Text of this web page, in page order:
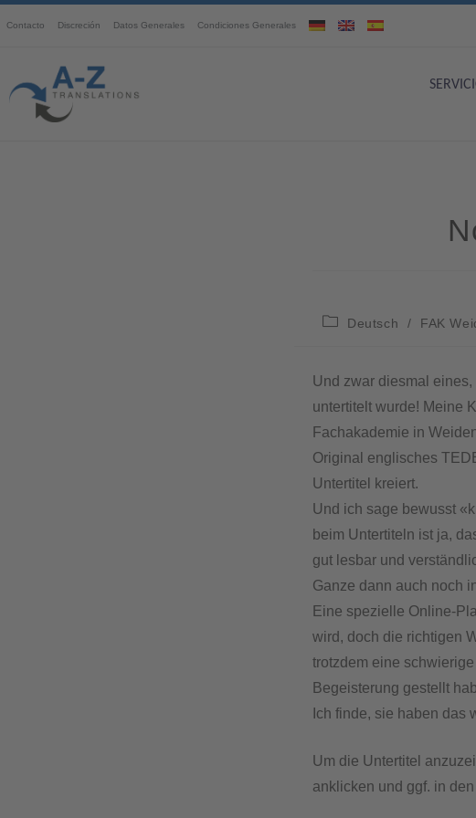
Contacto Discreción Datos Generales Condiciones Generales
Deutsch
/ FAK
Und zwar diesmal
untertitelt wurde! Meine
Fachakademie in
Original englisches
Untertitel kreiert.
Und ich sage bewusst
beim Untertiteln ist ja,
gut lesbar und
Ganze dann auch noch
Eine spezielle Online-
wird, doch die richtigen
trotzdem eine
Begeisterung gestellt
Ich finde, sie haben das
Um die Untertitel
anklicken und ggf. in